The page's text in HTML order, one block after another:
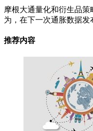
摩根大通量化和衍生品策
为，在下一次通胀数据发
推荐内容